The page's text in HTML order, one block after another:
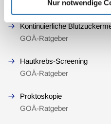
Nur notwendige
GOÄ-Ratgeber
Kontinuierliche
GOÄ-Ratgeber
Hautkrebs-Screening
GOÄ-Ratgeber
Proktoskopie
GOÄ-Ratgeber